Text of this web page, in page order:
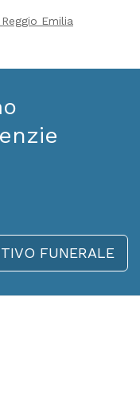
Emilia
FUNERALE